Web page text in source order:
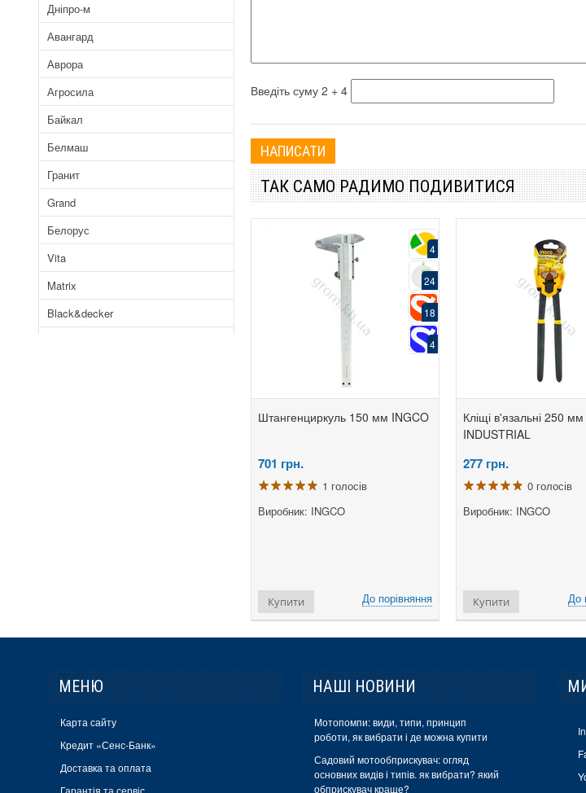
Дніпро-м
Авангард
Аврора
Агросила
Байкал
Белмаш
Гранит
Grand
Белорус
Vita
Matrix
Black&decker
Зубр
Ижмаш
Интерскол
Искра
Кедр
Введіть суму 2 + 4
ТАК САМО РАДИМО ПОДИВИТИСЯ
4
24
18
4
Штангенциркуль 150 мм INGCO
701 грн.
1 голосів
Виробник: INGCO
До порівняння
Купити
Кліщі в'язальні 250
INDUSTRIAL
277 грн.
0 голосів
Виробник: INGCO
До
Купити
МЕНЮ
Карта сайту
Кредит «Сенс-Банк»
Доставка та оплата
Гарантія та сервіс
НАШІ НОВИНИ
Мотопомпи: види, типи, принцип
роботи, як вибрати і де можна купити
Садовий мотообприскувач: огляд
основних видів і типів. як вибрати? який
обприскувач краще?